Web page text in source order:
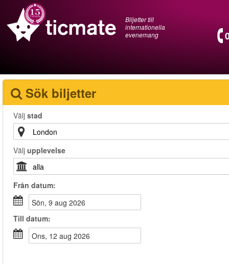
Biljetter till
internationella
evenemang
Sök biljetter
Välj stad
Välj upplevelse
Från datum:
sön, 9 aug 2026
Till datum:
ons, 12 aug 2026